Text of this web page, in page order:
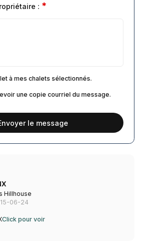
Hillhouse
06-24
Click pour voir
: *
à mes chalets sélectionnés.
une copie courriel du message.
le message